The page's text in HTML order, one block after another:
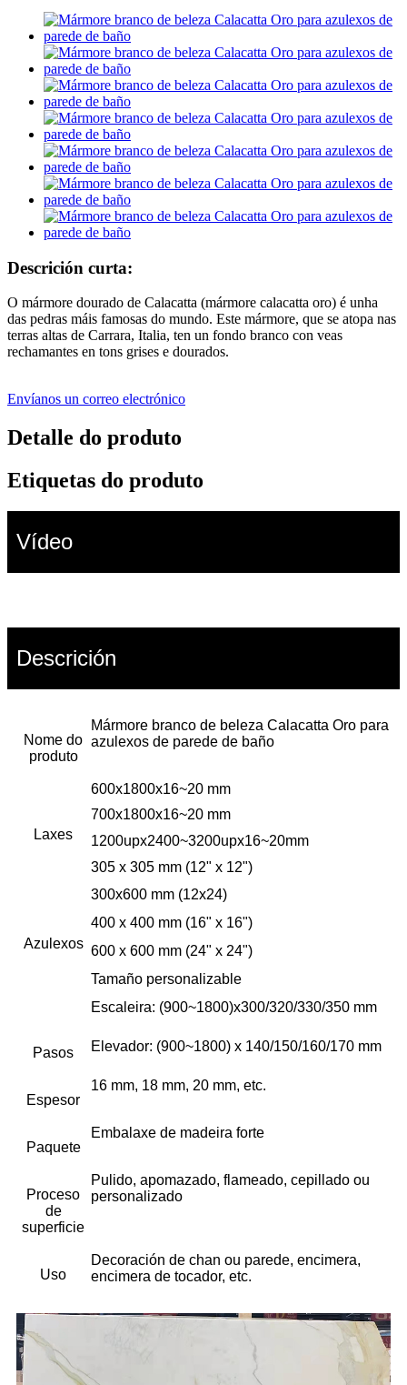
Descrición curta:
O mármore dourado de Calacatta (mármore calacatta oro) é unha
das pedras máis famosas do mundo. Este mármore, que se atopa nas
terras altas de Carrara, Italia, ten un fondo branco con veas
rechamantes en tons grises e dourados.
Envíanos un correo electrónico
Detalle do produto
Etiquetas do produto
Vídeo
Descrición
Nome do
produto
Mármore branco de beleza Calacatta Oro para
azulexos de parede de baño
Laxes
600x1800x16~20 mm
700x1800x16~20 mm
1200upx2400~3200upx16~20mm
Azulexos
305 x 305 mm (12" x 12")
300x600 mm (12x24)
400 x 400 mm (16" x 16")
600 x 600 mm (24" x 24")
Tamaño personalizable
Pasos
Escaleira: (900~1800)x300/320/330/350 mm
Elevador: (900~1800) x 140/150/160/170 mm
Espesor
16 mm, 18 mm, 20 mm, etc.
Paquete
Embalaxe de madeira forte
Proceso
de
superficie
Pulido, apomazado, flameado, cepillado ou
personalizado
Uso
Decoración de chan ou parede, encimera,
encimera de tocador, etc.